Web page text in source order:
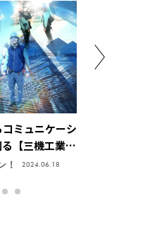
ミュニケーシ
【三機工業株
！ 2024.06.18